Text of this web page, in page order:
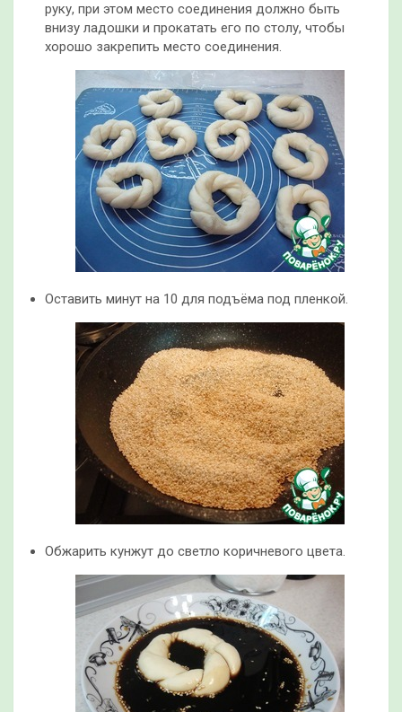
руку, при этом место соединения должно быть
внизу ладошки и прокатать его по столу, чтобы
хорошо закрепить место соединения.
Оставить минут на 10 для подъёма под пленкой.
Обжарить кунжут до светло коричневого цвета.